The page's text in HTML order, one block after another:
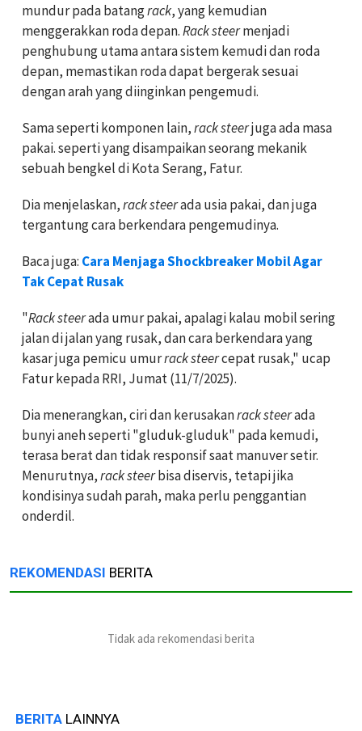
mundur pada batangrack, yang kemudian
menggerakkan roda depan.Rack steermenjadi
penghubung utama antara sistem kemudi dan roda
depan, memastikan roda dapat bergerak sesuai
dengan arah yang diinginkan pengemudi.
Sama seperti komponen lain,rack steerjuga ada masa
pakai. seperti yang disampaikan seorang mekanik
sebuah bengkel di Kota Serang, Fatur.
Dia menjelaskan,rack steerada usia pakai, dan juga
tergantung cara berkendara pengemudinya.
Baca juga: Cara Menjaga Shockbreaker Mobil Agar
Tak Cepat Rusak
"Rack steerada umur pakai, apalagi kalau mobil sering
jalan di jalan yang rusak, dan cara berkendara yang
kasar juga pemicu umurrack steercepat rusak," ucap
Fatur kepada RRI, Jumat (11/7/2025).
Dia menerangkan, ciri dan kerusakanrack steerada
bunyi aneh seperti "gluduk-gluduk" pada kemudi,
terasa berat dan tidak responsif saat manuver setir.
Menurutnya,rack steerbisa diservis, tetapi jika
kondisinya sudah parah, maka perlu penggantian
onderdil.
REKOMENDASI BERITA
Tidak ada rekomendasi berita
BERITA LAINNYA